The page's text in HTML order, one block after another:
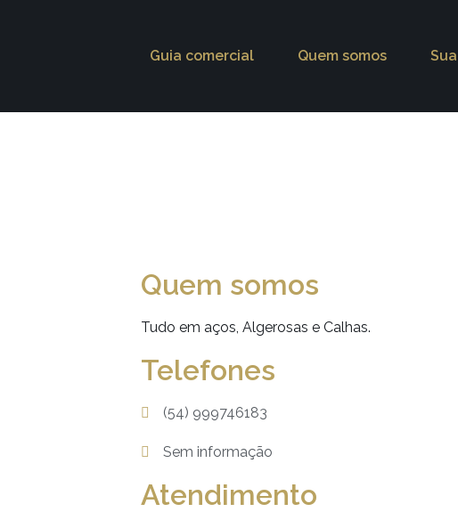
Guia comercial Quem somos
Quem somos
Tudo em aços, Algerosas e Calhas.
Telefones
(54) 999746183
Sem informação
Atendimento